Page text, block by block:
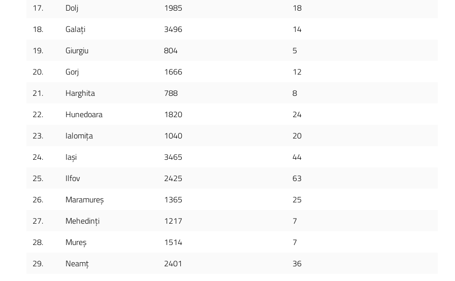
17.
Dolj 1985
18
18.
Galați 3496
14
19.
Giurgiu 804
5
20.
Gorj 1666
12
21.
Harghita 788
8
22.
Hunedoara 1820
24
23.
Ialomița 1040
20
24.
Iași 3465
44
25.
Ilfov 2425
63
26.
Maramureș 1365
25
27.
Mehedinți 1217
7
28.
Mureș 1514
7
29.
Neamț 2401
36